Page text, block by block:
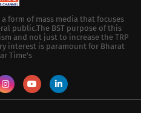
form of mass media that focuses
public.The BST purpose of this
and not just to increase the TRP
interest is paramount for Bharat
Time's